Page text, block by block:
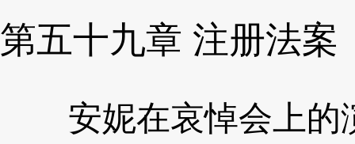
第五十九章 注册法案
安妮在哀悼会上的